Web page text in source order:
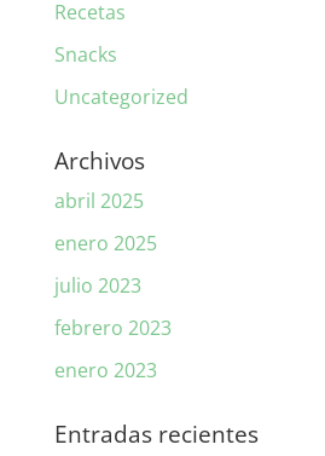
Recetas
Snacks
Uncategorized
Archivos
abril 2025
enero 2025
julio 2023
febrero 2023
enero 2023
Entradas recientes